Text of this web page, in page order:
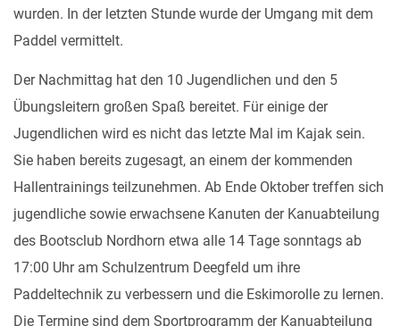
wurden. In der letzten Stunde wurde der Umgang mit dem
Paddel vermittelt.
Der Nachmittag hat den 10 Jugendlichen und den 5
Übungsleitern großen Spaß bereitet. Für einige der
Jugendlichen wird es nicht das letzte Mal im Kajak sein.
Sie haben bereits zugesagt, an einem der kommenden
Hallentrainings teilzunehmen. Ab Ende Oktober treffen sich
jugendliche sowie erwachsene Kanuten der Kanuabteilung
des Bootsclub Nordhorn etwa alle 14 Tage sonntags ab
17:00 Uhr am Schulzentrum Deegfeld um ihre
Paddeltechnik zu verbessern und die Eskimorolle zu lernen.
Die Termine sind dem Sportprogramm der Kanuabteilung